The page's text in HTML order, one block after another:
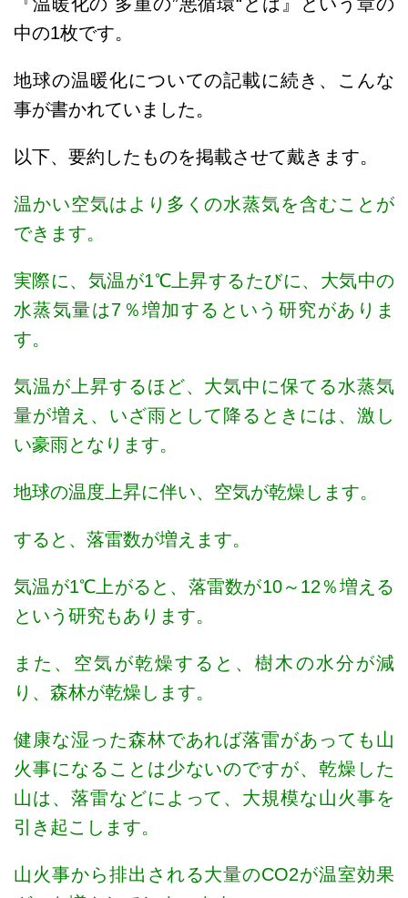
中の1枚です。
地球の温暖化についての記載に続き、こんな
事が書かれていました。
以下、要約したものを掲載させて戴きます。
温かい空気はより多くの水蒸気を含むことが
できます。
実際に、気温が1℃上昇するたびに、大気中の
水蒸気量は7％増加するという研究がありま
す。
気温が上昇するほど、大気中に保てる水蒸気
量が増え、いざ雨として降るときには、激し
い豪雨となります。
地球の温度上昇に伴い、空気が乾燥します。
すると、落雷数が増えます。
気温が1℃上がると、落雷数が10～12％増える
という研究もあります。
また、空気が乾燥すると、樹木の水分が減
り、森林が乾燥します。
健康な湿った森林であれば落雷があっても山
火事になることは少ないのですが、乾燥した
山は、落雷などによって、大規模な山火事を
引き起こします。
山火事から排出される大量のCO2が温室効果